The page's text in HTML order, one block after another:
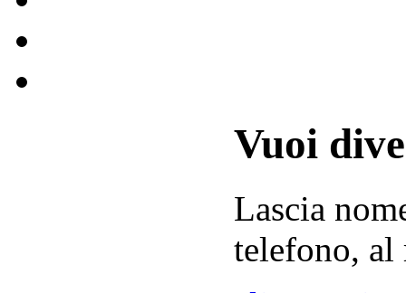
Vuoi
Lascia
telefono, al